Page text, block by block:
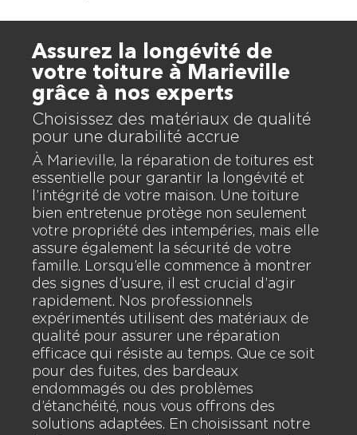
Assurez la longévité de
votre toiture à Marieville
grâce à nos experts
Choisissez des matériaux de qualité
pour une durabilité accrue
À Marieville, la réparation de toitures est
essentielle pour garantir la longévité et
l’intégrité de votre maison. Une toiture
bien entretenue protège non seulement
votre propriété des intempéries, mais elle
assure également la sécurité de votre
famille. Lorsqu’elle commence à montrer
des signes d’usure, il est crucial d’agir
rapidement. Nos professionnels
expérimentés utilisent des matériaux de
qualité pour assurer une réparation
efficace qui résiste au temps. Que ce soit
pour des fuites, des bardeaux
endommagés ou des problèmes
d’étanchéité, nous vous offrons des
solutions adaptées. En choisissant notre